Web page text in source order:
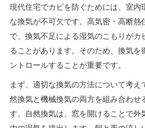
現代住宅でカビを防ぐためには、室内
な換気が不可欠です。高気密・高断熱
で、換気不足による湿気のこもりがカ
ることがあります。そのため、換気を
ントロールすることが重要です。
まず、適切な換気の方法について考え
然換気と機械換気の両方を組み合わせ
す。自然換気は、窓を開けることで外